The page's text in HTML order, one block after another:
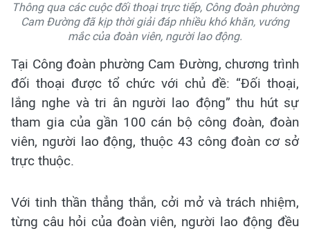
Thông qua các cuộc đối thoại trực tiếp, Công đoàn phường
Cam Đường đã kịp thời giải đáp nhiều khó khăn, vướng
mắc của đoàn viên, người lao động.
Tại Công đoàn phường Cam Đường, chương trình
đối thoại được tổ chức với chủ đề: “Đối thoại,
lắng nghe và tri ân người lao động” thu hút sự
tham gia của gần 100 cán bộ công đoàn, đoàn
viên, người lao động, thuộc 43 công đoàn cơ sở
trực thuộc.
Với tinh thần thẳng thắn, cởi mở và trách nhiệm,
từng câu hỏi của đoàn viên, người lao động đều